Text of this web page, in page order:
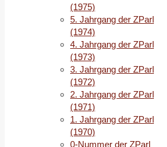
(1975)
5. Jahrgang der ZParl
(1974)
4. Jahrgang der ZParl
(1973)
3. Jahrgang der ZParl
(1972)
2. Jahrgang der ZParl
(1971)
1. Jahrgang der ZParl
(1970)
0-Nummer der ZParl